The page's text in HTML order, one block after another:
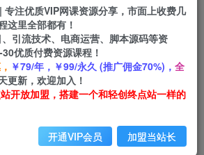
专注优质VIP网课资源分享，市面上收费几
这里全部都有！
引流技术、电商运营、脚本源码等资
优质付费资源课程！
￥79/年，￥99/永久 (推广佣金70%)， 全
更新，欢迎加入！
开放加盟，搭建一个和轻创终点站一样的
开通VIP会员 加盟当站长